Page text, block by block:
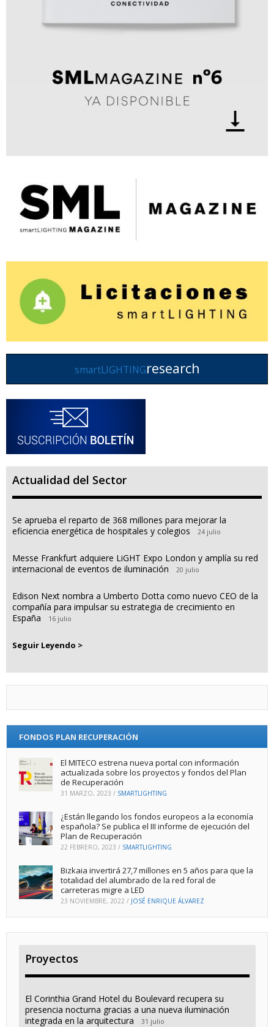
smartLIGHTINGresearch
Actualidad del Sector
Se aprueba el reparto de 368 millones para mejorar la
eficiencia energética de hospitales y colegios
24 julio
Messe Frankfurt adquiere LiGHT Expo London y amplía su red
internacional de eventos de iluminación
20 julio
Edison Next nombra a Umberto Dotta como nuevo CEO de la
compañía para impulsar su estrategia de crecimiento en
España
16 julio
Seguir Leyendo >
FONDOS PLAN RECUPERACIÓN
El MITECO estrena nueva portal con información
actualizada sobre los proyectos y fondos del Plan
de Recuperación
31 MARZO, 2023 / SMARTLIGHTING
¿Están llegando los fondos europeos a la economía
española? Se publica el III informe de ejecución del
Plan de Recuperación
22 FEBRERO, 2023 / SMARTLIGHTING
Bizkaia invertirá 27,7 millones en 5 años para que la
totalidad del alumbrado de la red foral de
carreteras migre a LED
23 NOVIEMBRE, 2022 / JOSÉ ENRIQUE ÁLVAREZ
Proyectos
El Corinthia Grand Hotel du Boulevard recupera su
presencia nocturna gracias a una nueva iluminación
integrada en la arquitectura
31 julio